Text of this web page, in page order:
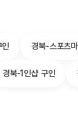
경북-스포츠
경북-1인샵 구인